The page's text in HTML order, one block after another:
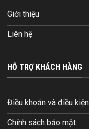
Giới thiệu
Liên hệ
HỖ TRỢ KHÁCH HÀNG
Điều khoản và điều kiện
Chính sách bảo mật